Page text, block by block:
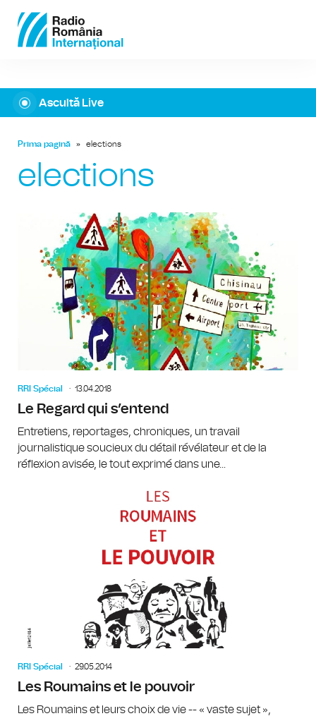
Ascultă Live
Prima pagină » elections
elections
RRI Spécial 13.04.2018
Le Regard qui s’entend
Entretiens, reportages, chroniques, un travail
journalistique soucieux du détail révélateur et de la
réflexion avisée, le tout exprimé dans une...
RRI Spécial 29.05.2014
Les Roumains et le pouvoir
Les Roumains et leurs choix de vie -- « vaste sujet »,